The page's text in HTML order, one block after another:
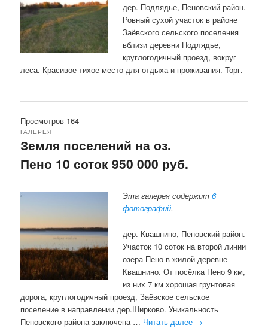
дер. Подлядье, Пеновский район.
Ровный сухой участок в районе
Заёвского сельского поселения
вблизи деревни Подлядье,
круглогодичный проезд, вокруг
леса. Красивое тихое место для отдыха и проживания. Торг.
Просмотров 164
Земля поселений на оз.
Пено 10 соток 950 000 руб.
ГАЛЕРЕЯ
Эта галерея содержит6
фотографий.
дер. Квашнино, Пеновский район.
Участок 10 соток на второй линии
озера Пено в жилой деревне
Квашнино. От посёлка Пено 9 км,
из них 7 км хорошая грунтовая
дорога, круглогодичный проезд, Заёвское сельское
поселение в направлении дер.Ширково. Уникальность
Пеновского района заключена … Читать далее →